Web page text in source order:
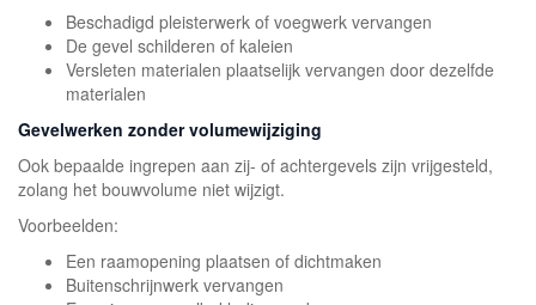
Beschadigd pleisterwerk of voegwerk vervangen
De gevel schilderen of kaleien
Versleten materialen plaatselijk vervangen door dezelfde
materialen
Gevelwerken zonder volumewijziging
Ook bepaalde ingrepen aan zij- of achtergevels zijn vrijgesteld,
zolang het bouwvolume niet wijzigt.
Voorbeelden:
Een raamopening plaatsen of dichtmaken
Buitenschrijnwerk vervangen